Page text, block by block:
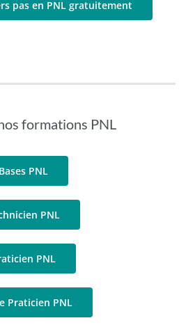
pas en PNL gratuitement
formations PNL
Bases PNL
PNL
PNL
Praticien PNL